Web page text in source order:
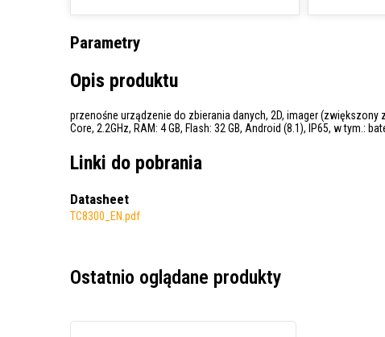
Parametry
Opis produktu
przenośne urządzenie do zbierania danych, 2D, imager
Core, 2.2GHz, RAM: 4 GB, Flash: 32 GB, Android (8.1), IP65, w tym.:
Linki do pobrania
Datasheet
TC8300_EN.pdf
Ostatnio oglądane produkty